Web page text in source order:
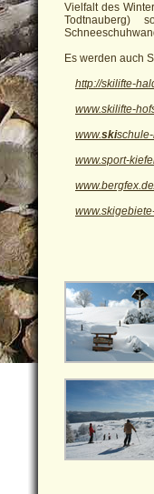
Vielfalt des
Todtnauberg)
Es werden auch
http://skilifte-
www.skilifte-
www.skischule-
www.sport-